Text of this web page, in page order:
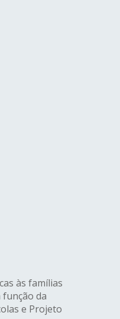
às famílias
função da
e Projeto